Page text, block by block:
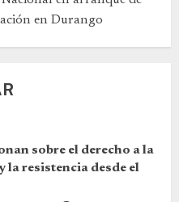
en Durango
sobre el derecho a la
la resistencia desde el